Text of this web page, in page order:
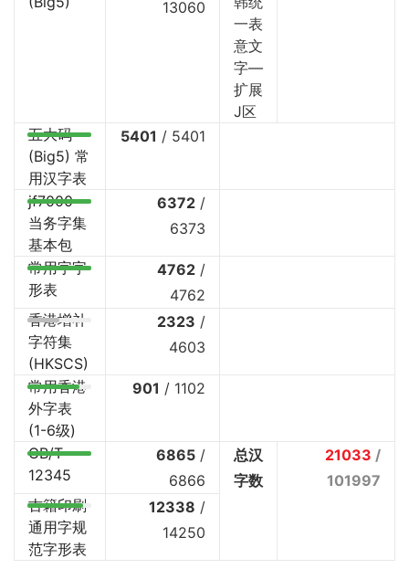
13060
一表
意文
字—
扩展
J区
五大码
(Big5) 常
用汉字表
5401 / 5401
jf7000
当务字集
基本包
6372 /
6373
常用字字
形表
4762 /
4762
香港增补
字符集
(HKSCS)
2323 /
4603
常用香港
外字表
(1-6级)
901 / 1102
GB/T
12345
6865 /
6866
总汉
字数
21033 /
101997
古籍印刷
通用字规
范字形表
12338 /
14250